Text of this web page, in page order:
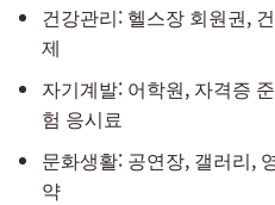
건강관리: 헬스장 회원권,
제
자기계발: 어학원, 자격증
험 응시료
문화생활: 공연장, 갤러리,
약